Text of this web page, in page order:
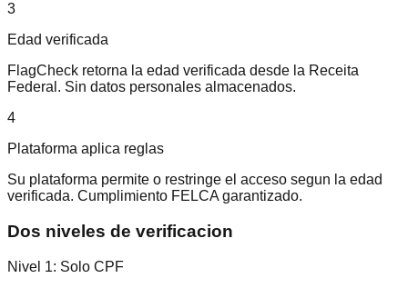
3
Edad verificada
FlagCheck retorna la edad verificada desde la Receita
Federal. Sin datos personales almacenados.
4
Plataforma aplica reglas
Su plataforma permite o restringe el acceso segun la edad
verificada. Cumplimiento FELCA garantizado.
Dos niveles de verificacion
Nivel 1: Solo CPF